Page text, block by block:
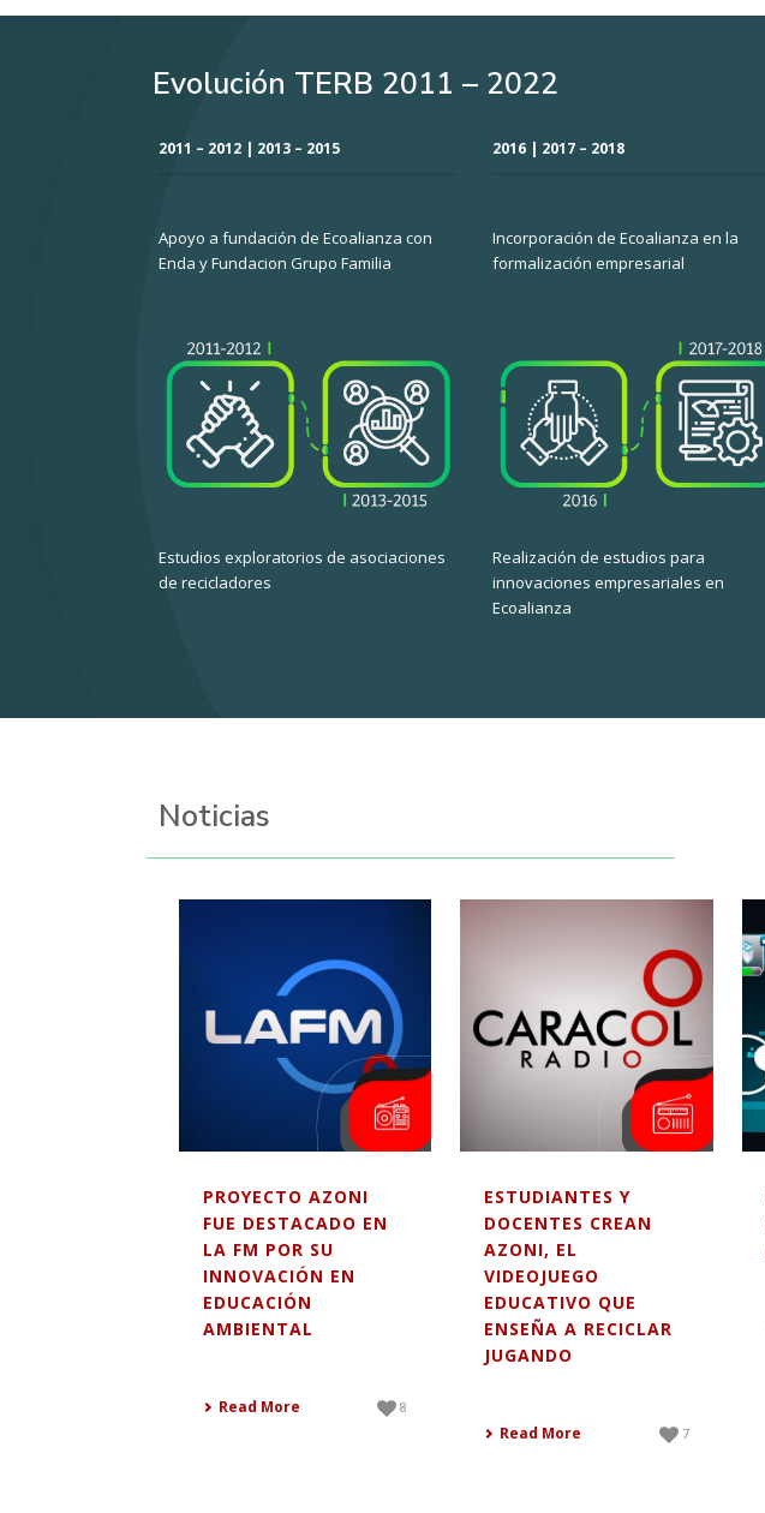
Evolución TERB 2011 – 2022
2011 – 2012 | 2013 – 2015
Apoyo a fundación de Ecoalianza con
Enda y Fundacion Grupo Familia
Estudios exploratorios de asociaciones
de recicladores
2016 | 2017 – 2018
Incorporación de Ecoalianza en la
formalización empresarial
Realización de estudios para
innovaciones empresariales en
Ecoalianza
Noticias
PROYECTO AZONI
FUE DESTACADO EN
LA FM POR SU
INNOVACIÓN EN
EDUCACIÓN
AMBIENTAL
Read More 8
ESTUDIANTES Y
DOCENTES CREAN
AZONI, EL
VIDEOJUEGO
EDUCATIVO QUE
ENSEÑA A RECICLAR
JUGANDO
Read More 7